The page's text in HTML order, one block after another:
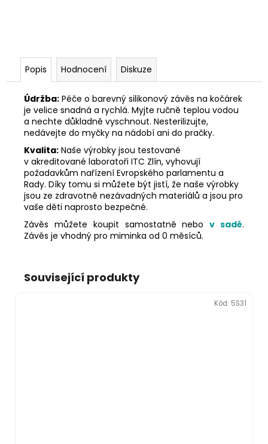
Popis Hodnocení Diskuze
Údržba: Péče o barevný silikonový závěs na kočárek
je velice snadná a rychlá. Myjte ručně teplou vodou
a nechte důkladně vyschnout. Nesterilizujte,
nedávejte do myčky na nádobí ani do pračky.
Kvalita: Naše výrobky jsou testované
v akreditované laboratoři ITC Zlín, vyhovují
požadavkům nařízení Evropského parlamentu a
Rady. Díky tomu si můžete být jistí, že naše výrobky
jsou ze zdravotně nezávadných materiálů a jsou pro
vaše děti naprosto bezpečné.
Závěs můžete koupit samostatně nebov sadě.
Závěs je vhodný pro miminka od 0 měsíců.
Související produkty
Kód: 5S31